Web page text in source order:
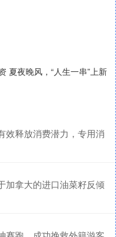
夏夜晚风，“人生一串”上新
效释放消费潜力，专用消
加拿大的进口油菜籽反倾